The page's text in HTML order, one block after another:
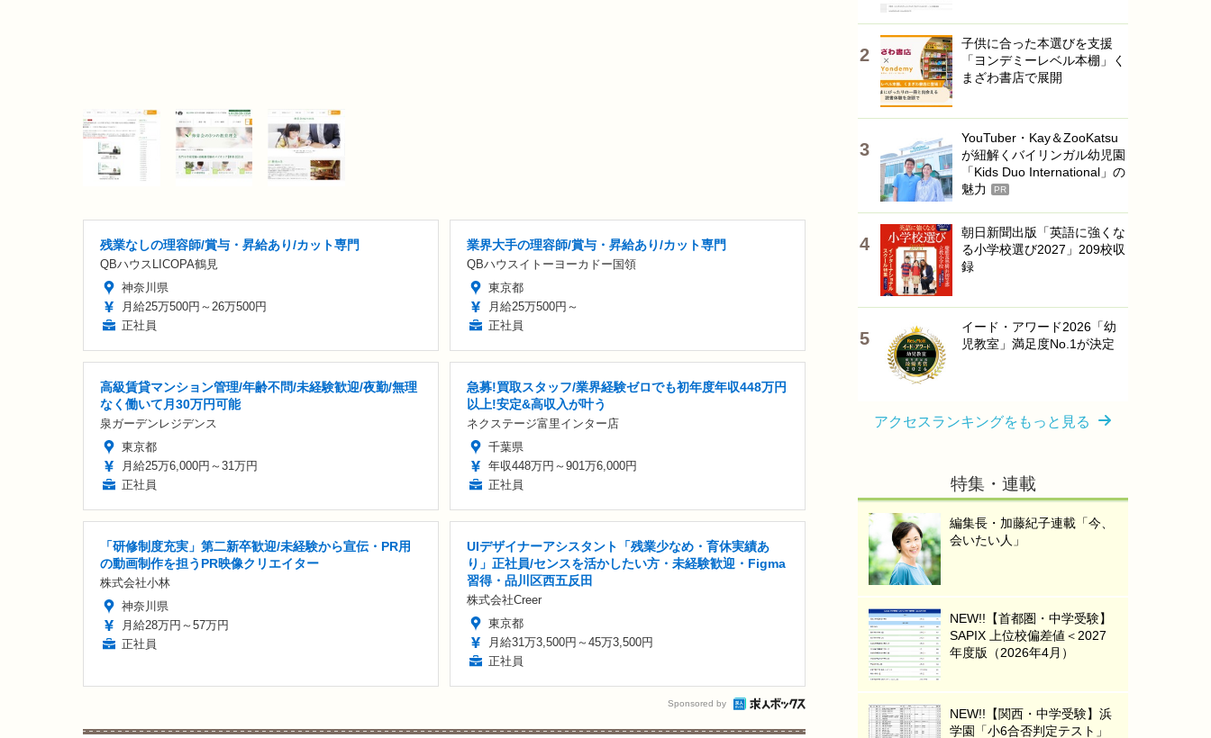
残業なしの理容師/賞与・昇給あり/カット専門
QBハウスLICOPA鶴見
神奈川県
月給25万500円～26万500円
正社員
業界大手の理容師/賞与・昇給あり/カット専門
QBハウスイトーヨーカドー国領
東京都
月給25万500円～
正社員
高級賃貸マンション管理/年齢不問/未経験歓迎/夜勤/無理
なく働いて月30万円可能
泉ガーデンレジデンス
東京都
月給25万6,000円～31万円
正社員
急募!買取スタッフ/業界経験ゼロでも初年度年収448万円
以上!安定&高収入が叶う
ネクステージ富里インター店
千葉県
年収448万円～901万6,000円
正社員
「研修制度充実」第二新卒歓迎/未経験から宣伝・PR用
の動画制作を担うPR映像クリエイター
株式会社小林
神奈川県
月給28万円～57万円
正社員
UIデザイナーアシスタント「残業少なめ・育休実績あ
り」正社員/センスを活かしたい方・未経験歓迎・Figma
習得・品川区西五反田
株式会社Creer
東京都
月給31万3,500円～45万3,500円
正社員
Sponsored by
子供に合った本選びを支援
「ヨンデミーレベル本棚」く
まざわ書店で展開
YouTuber・Kay＆ZooKatsu
が紐解くバイリンガル幼児園
「Kids Duo International」の
魅力
PR
朝日新聞出版「英語に強くな
る小学校選び2027」209校収
録
イード・アワード2026「幼
児教室」満足度No.1が決定
アクセスランキングをもっと見る
特集・連載
編集長・加藤紀子連載「今、
会いたい人」
NEW!!【首都圏・中学受験】
SAPIX 上位校偏差値＜2027
年度版（2026年4月）
NEW!!【関西・中学受験】浜
学園「小6合否判定テスト」